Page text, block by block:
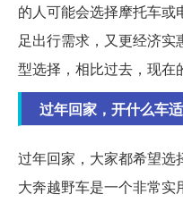
的人可能会选择摩托车
足出行需求，又更经济
型选择，相比过去，现在
过年回家，开什么车
过年回家，大家都希望选
大奔越野车是一个非常